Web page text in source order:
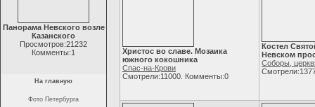
Панорама Невского возле
Казанского
Просмотров:21232
Комменты:1
На главную
Фото Петербурга
Христос во славе. Мозаика
южного кокошника
Спас-на-Крови
Смотрели:11000. Комменты:0
Костел
Невском
Соборы,